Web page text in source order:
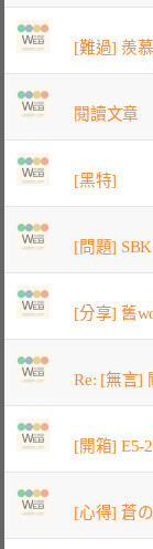
[難過] 羨
閱讀文章
[黑特]
[問題]
[分享] 舊
Re: [無言]
[開箱] E5-
[心得] 蒼